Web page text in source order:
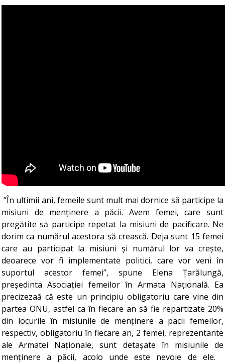
“În ultimii ani, femeile sunt mult mai dornice să participe la
misiuni de menținere a păcii. Avem femei, care sunt
pregătite să participe repetat la misiuni de pacificare. Ne
dorim ca numărul acestora să crească. Deja sunt 15 femei
care au participat la misiuni și numărul lor va crește,
deoarece vor fi implementate politici, care vor veni în
suportul acestor femei”, spune Elena Țarălungă,
președinta Asociației femeilor în Armata Națională. Ea
precizezaă că este un principiu obligatoriu care vine din
partea ONU, astfel ca în fiecare an să fie repartizate 20%
din locurile în misiunile de menținere a pacii femeilor,
respectiv, obligatoriu în fiecare an, 2 femei, reprezentante
ale Armatei Naționale, sunt detașate în misiunile de
menținere a păcii, acolo unde este nevoie de ele.